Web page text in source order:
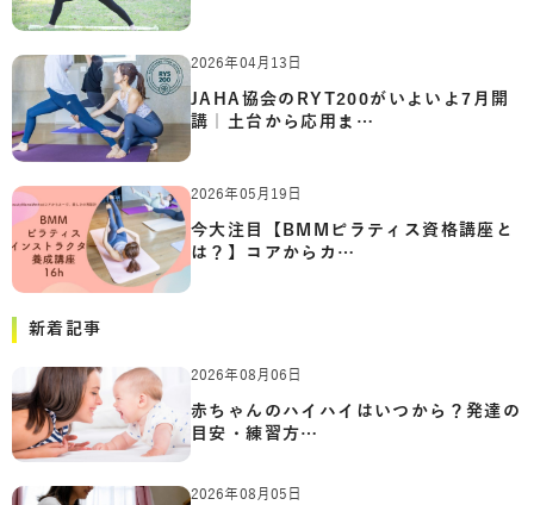
2026年04月13日
JAHA協会のRYT200がいよいよ7月開
講｜土台から応用ま…
2026年05月19日
今大注目【BMMピラティス資格講座と
は？】コアからカ…
新着記事
2026年08月06日
赤ちゃんのハイハイはいつから？発達の
目安・練習方…
2026年08月05日